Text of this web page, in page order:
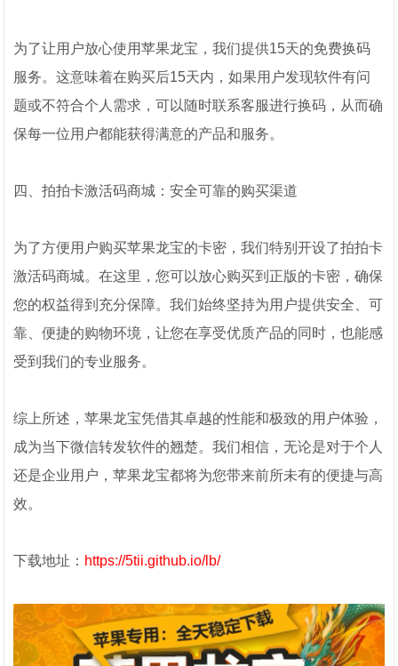
为了让用户放心使用苹果龙宝，我们提供15天的免费换码
服务。这意味着在购买后15天内，如果用户发现软件有问
题或不符合个人需求，可以随时联系客服进行换码，从而确
保每一位用户都能获得满意的产品和服务。
四、拍拍卡激活码商城：安全可靠的购买渠道
为了方便用户购买苹果龙宝的卡密，我们特别开设了拍拍卡
激活码商城。在这里，您可以放心购买到正版的卡密，确保
您的权益得到充分保障。我们始终坚持为用户提供安全、可
靠、便捷的购物环境，让您在享受优质产品的同时，也能感
受到我们的专业服务。
综上所述，苹果龙宝凭借其卓越的性能和极致的用户体验，
成为当下微信转发软件的翘楚。我们相信，无论是对于个人
还是企业用户，苹果龙宝都将为您带来前所未有的便捷与高
效。
下载地址： https://5tii.github.io/lb/